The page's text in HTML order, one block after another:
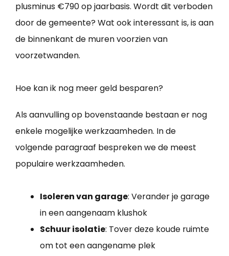
plusminus €790 op jaarbasis. Wordt dit verboden
door de gemeente? Wat ook interessant is, is aan
de binnenkant de muren voorzien van
voorzetwanden.
Hoe kan ik nog meer geld besparen?
Als aanvulling op bovenstaande bestaan er nog
enkele mogelijke werkzaamheden. In de
volgende paragraaf bespreken we de meest
populaire werkzaamheden.
Isoleren van garage: Verander je garage
in een aangenaam klushok
Schuur isolatie: Tover deze koude ruimte
om tot een aangename plek